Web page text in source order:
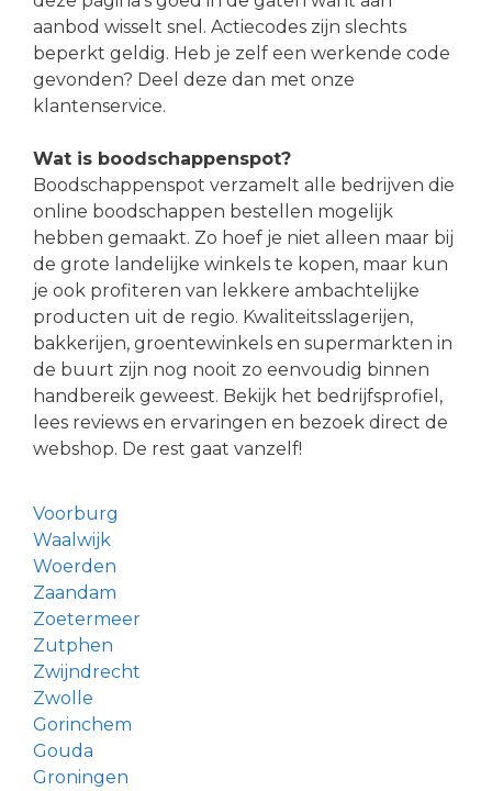
aanbod wisselt snel. Actiecodes zijn slechts
beperkt geldig. Heb je zelf een werkende code
gevonden? Deel deze dan met onze
klantenservice.
Wat is boodschappenspot?
Boodschappenspot verzamelt alle bedrijven die
online boodschappen bestellen mogelijk
hebben gemaakt. Zo hoef je niet alleen maar bij
de grote landelijke winkels te kopen, maar kun
je ook profiteren van lekkere ambachtelijke
producten uit de regio. Kwaliteitsslagerijen,
bakkerijen, groentewinkels en supermarkten in
de buurt zijn nog nooit zo eenvoudig binnen
handbereik geweest. Bekijk het bedrijfsprofiel,
lees reviews en ervaringen en bezoek direct de
webshop. De rest gaat vanzelf!
Voorburg
Waalwijk
Woerden
Zaandam
Zoetermeer
Zutphen
Zwijndrecht
Zwolle
Gorinchem
Gouda
Groningen